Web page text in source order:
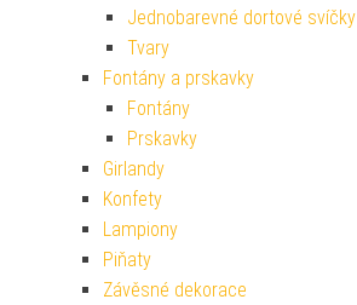
Jednobarevné dortové svíčky
Tvary
Fontány a prskavky
Fontány
Prskavky
Girlandy
Konfety
Lampiony
Piňaty
Závěsné dekorace